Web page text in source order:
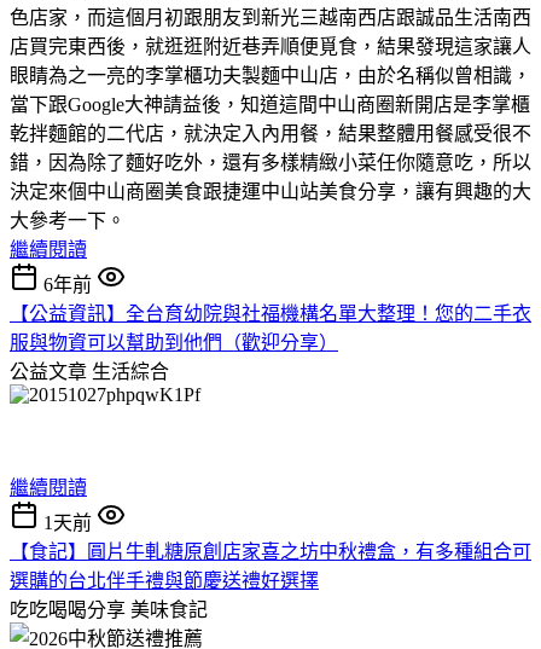
色店家，而這個月初跟朋友到新光三越南西店跟誠品生活南西
店買完東西後，就逛逛附近巷弄順便覓食，結果發現這家讓人
眼睛為之一亮的李掌櫃功夫製麵中山店，由於名稱似曾相識，
當下跟Google大神請益後，知道這間中山商圈新開店是李掌櫃
乾拌麵館的二代店，就決定入內用餐，結果整體用餐感受很不
錯，因為除了麵好吃外，還有多樣精緻小菜任你隨意吃，所以
決定來個中山商圈美食跟捷運中山站美食分享，讓有興趣的大
大參考一下。
繼續閱讀
6年前
【公益資訊】全台育幼院與社福機構名單大整理！您的二手衣
服與物資可以幫助到他們（歡迎分享）
公益文章 生活綜合
繼續閱讀
1天前
【食記】圓片牛軋糖原創店家喜之坊中秋禮盒，有多種組合可
選購的台北伴手禮與節慶送禮好選擇
吃吃喝喝分享 美味食記